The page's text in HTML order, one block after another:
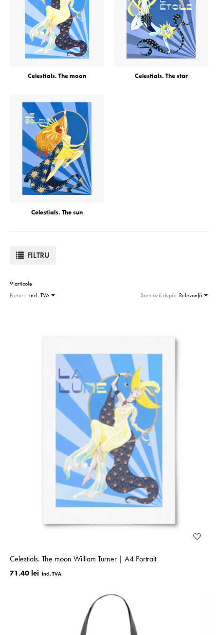
Celestials. The moon Celestials. The star
Celestials. The sun
FILTRU
9 articole
Preturi: incl. TVA Sortează după: Relevanţă
Celestials. The moon William Turner | A4 Portrait
71.40 lei